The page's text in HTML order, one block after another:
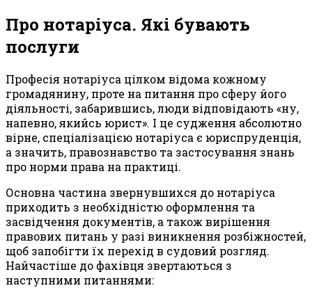
Про нотаріуса. Які бувають
послуги
Професія нотаріуса цілком відома кожному
громадянину, проте на питання про сферу його
діяльності, забарившись, люди відповідають «ну,
напевно, якийсь юрист». І це судження абсолютно
вірне, спеціалізацією нотаріуса є юриспруденція,
а значить, правознавство та застосування знань
про норми права на практиці.
Основна частина звернувшихся до нотаріуса
приходить з необхідністю оформлення та
засвідчення документів, а також вирішення
правових питань у разі виникнення розбіжностей,
щоб запобігти їх перехід в судовий розгляд.
Найчастіше до фахівця звертаються з
наступними питаннями: